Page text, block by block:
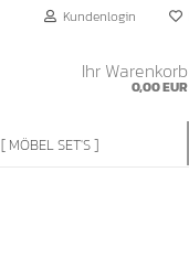
Kundenlogin
Ihr Warenkorb
0,00 EUR
[ MÖBEL SET'S ]